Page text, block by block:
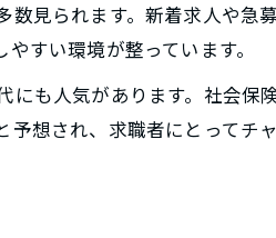
仕組みを解説
職場特集
見られます。新着求人や急
すい環境が整っています。
も人気があります。社会保
想され、求職者にとってチャ